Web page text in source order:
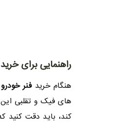
راهنمایی برای
هنگام خریدفنر خودرو
های فیک و تقلبی
کند، باید دقت کنید